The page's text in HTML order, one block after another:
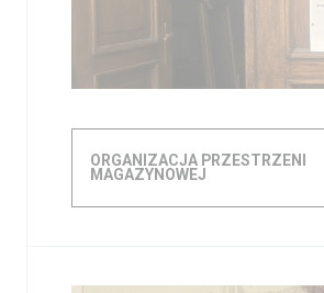
ORGANIZACJA PRZESTRZENI
MAGAZYNOWEJ